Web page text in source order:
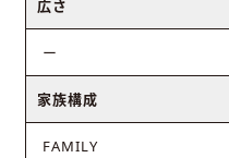
広さ
ー
家族構成
FAMILY